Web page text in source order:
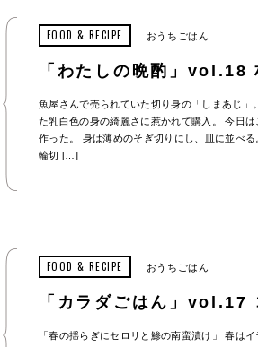
FOOD & RECIPE おうちごはん
「わたしの晩酌」vol.18
魚屋さんで売られていた切り身の「しまあじ」
た乳白色の身の綺麗さに惹かれて購入。 今日
作った。 身は薄めのそぎ切りにし、皿に並べ
輪切 […]
FOOD & RECIPE おうちごはん
「カラダごはん」vol.17
「春の揺らぎにセロリと鯵の南蛮漬け」 春は